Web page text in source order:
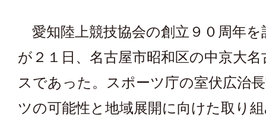
愛知陸上競技協会の創立９０周年を
が２１日、名古屋市昭和区の中京大
スであった。スポーツ庁の室伏広治
ツの可能性と地域展開に向けた取り